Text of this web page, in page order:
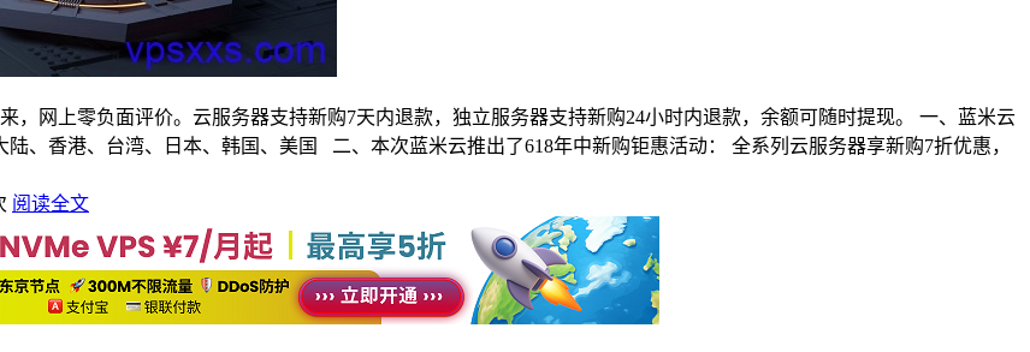
，网上零负面评价。云服务器支持新购7天内退款，独立服务器支持新购24小时内退款，余额可随时提现。 一、蓝米云
、香港、台湾、日本、韩国、美国 二、本次蓝米云推出了618年中新购钜惠活动： 全系列云服务器享新购7折优惠，
阅读全文